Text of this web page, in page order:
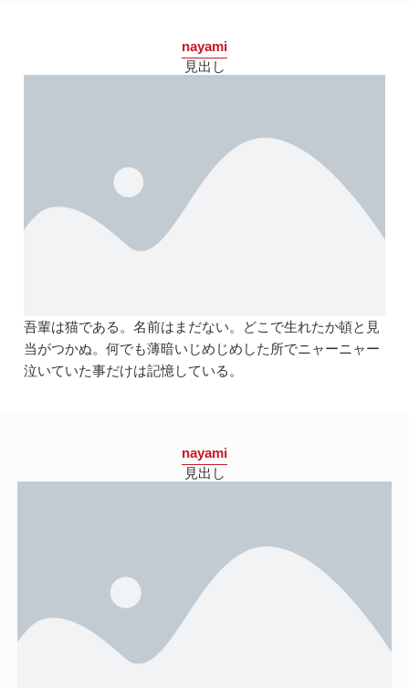
nayami
見出し
吾輩は猫である。名前はまだない。どこで生れたか頓と見
当がつかぬ。何でも薄暗いじめじめした所でニャーニャー
泣いていた事だけは記憶している。
nayami
見出し